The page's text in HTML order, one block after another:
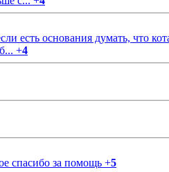
основания думать, что
+4
спасибо за помощь +5